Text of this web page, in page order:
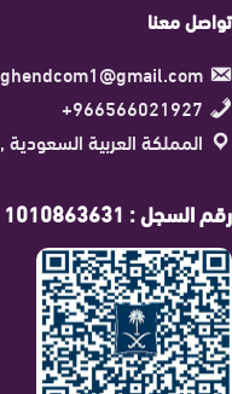
تواصل معنا
966566021927+
المملكة العربية
رقم السجل : 1010863631